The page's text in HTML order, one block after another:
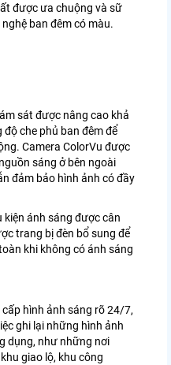
được ưa chuộng và sữ
ban đêm có màu.
sát được nâng cao khả
che phủ ban đêm để
Camera ColorVu được
sáng ở bên ngoài
đảm bảo hình ảnh có đầy
kiện ánh sáng được cân
trang bị đèn bổ sung để
khi không có ánh sáng
hình ảnh sáng rõ 24/7,
ghi lại những hình ảnh
dụng, như những nơi
giao lộ, khu công